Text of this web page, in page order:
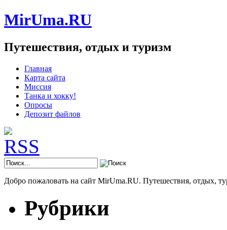
MirUma.RU
Путешествия, отдых и туризм
Главная
Карта сайта
Миссия
Танка и хокку!
Опросы
Депозит файлов
Добро пожаловать на сайт MirUma.RU. Путешествия, отдых,
Рубрики